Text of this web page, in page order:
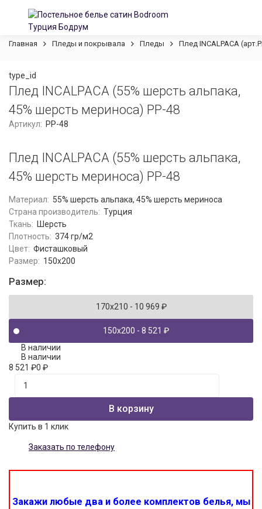
Главная Пледы и покрывала Пледы Плед INCALPACA
type_id
Плед INCALPACA (55% шерсть альпака,
45% шерсть мериноса) PP-48
Артикул: PP-48
Плед INCALPACA (55% шерсть альпака,
45% шерсть мериноса) PP-48
Материал: 55% шерсть альпака, 45% шерсть мериноса
Страна производитель: Турция
Ткань: Шерсть
Плотность: 374 гр/м2
Цвет: Фисташковый
Размер: 150x200
Размер:
170x210 - 10 969 ₽
150x200 - 8 521 ₽
В наличии
В наличии
8 521 ₽0 ₽
В корзину
Купить в 1 клик
Заказать по телефону
Закажи любые два и более комплектов белья, мы